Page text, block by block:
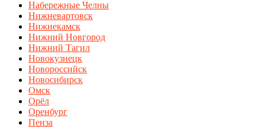
Набережные Челны
Нижневартовск
Нижнекамск
Нижний Новгород
Нижний Тагил
Новокузнецк
Новороссийск
Новосибирск
Омск
Орёл
Оренбург
Пенза